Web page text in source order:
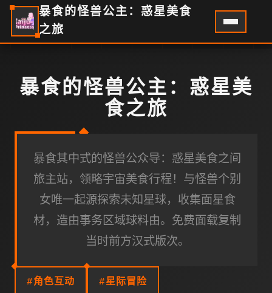
暴食的怪兽公主：惑星美食
之旅
暴食的怪兽公主：惑星美
食之旅
暴食其中式的怪兽公众导：惑星美食之间
旅主站，领略宇宙美食行程！与怪兽个别
女唯一起源探索未知星球，收集面星食
材，造由事务区域球料由。免费面载复制
当时前方汉式版次。
#角色互动 #星际冒险